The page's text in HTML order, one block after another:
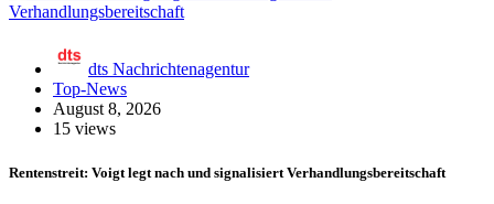
dts Nachrichtenagentur
Top-News
August 8, 2026
15 views
Rentenstreit: Voigt legt nach und signalisiert Verhandlungsbereitschaft